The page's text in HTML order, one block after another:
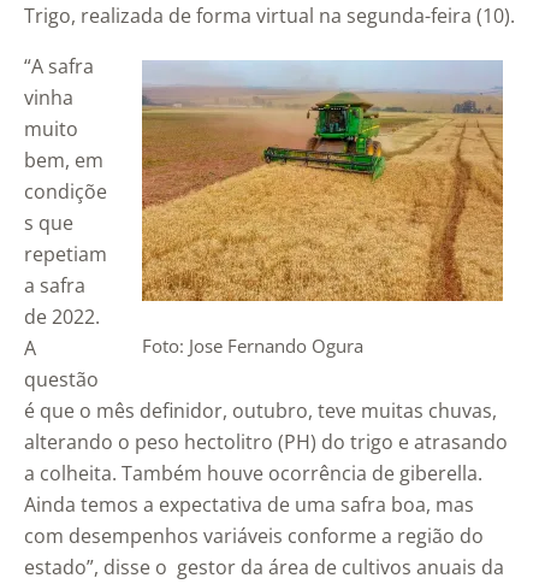
Trigo, realizada de forma virtual na segunda-feira (10).
Foto: Jose Fernando Ogura
“A safra
vinha
muito
bem, em
condiçõe
s que
repetiam
a safra
de 2022.
A
questão
é que o mês definidor, outubro, teve muitas chuvas,
alterando o peso hectolitro (PH) do trigo e atrasando
a colheita. Também houve ocorrência de giberella.
Ainda temos a expectativa de uma safra boa, mas
com desempenhos variáveis conforme a região do
estado”, disse o gestor da área de cultivos anuais da